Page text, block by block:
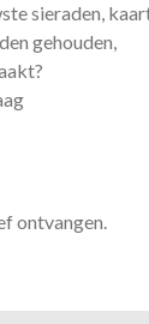
sieraden,
gehouden,
ontvangen.